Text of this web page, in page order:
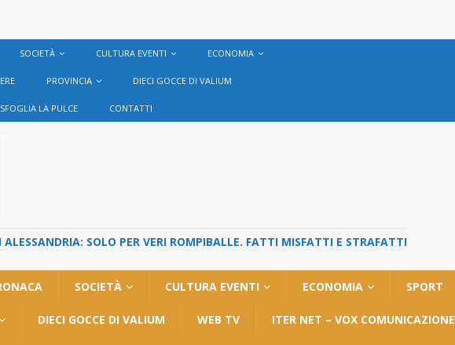
SOCIETÀ CULTURA EVENTI ECONOMIA
PROVINCIA DIECI GOCCE DI VALIUM
SFOGLIA LA PULCE CONTATTI
SOLO PER VERI ROMPIBALLE. FATTI MISFATTI E STRAFATTI
SOCIETÀ CULTURA EVENTI ECONOMIA SPORT
DIECI GOCCE DI VALIUM WEB TV ITER NET – VOX COMUNICAZIONE